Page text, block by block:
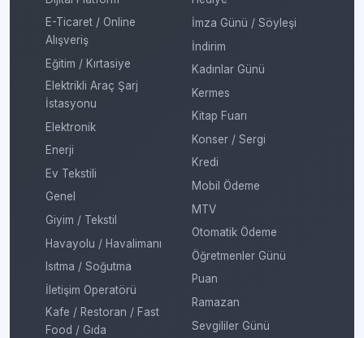
E-Ticaret / Online
Alışveriş
Eğitim / Kırtasiye
Elektrikli Araç Şarj
İstasyonu
Elektronik
Enerji
Ev Tekstili
Genel
Giyim / Tekstil
Havayolu / Havalimanı
Isıtma / Soğutma
İletişim Operatörü
Kafe / Restoran / Fast
Food / Gıda
İmza Günü / Söyleşi
İndirim
Kadınlar Günü
Kermes
Kitap Fuarı
Konser / Sergi
Kredi
Mobil Ödeme
MTV
Otomatik Ödeme
Öğretmenler Günü
Puan
Ramazan
Sevgililer Günü